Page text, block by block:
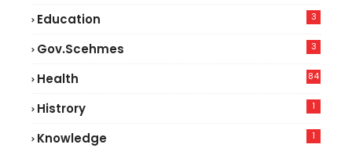
Education 3
Gov.scehmes 3
Health
84
Histrory 1
Knowledge 1